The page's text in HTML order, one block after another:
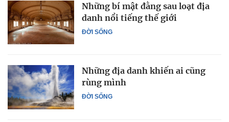
ĐỜI SỐNG
Những bí mật đằng sau loạt địa
danh nổi tiếng thế giới
ĐỜI SỐNG
Những địa danh khiến ai cũng
rùng mình